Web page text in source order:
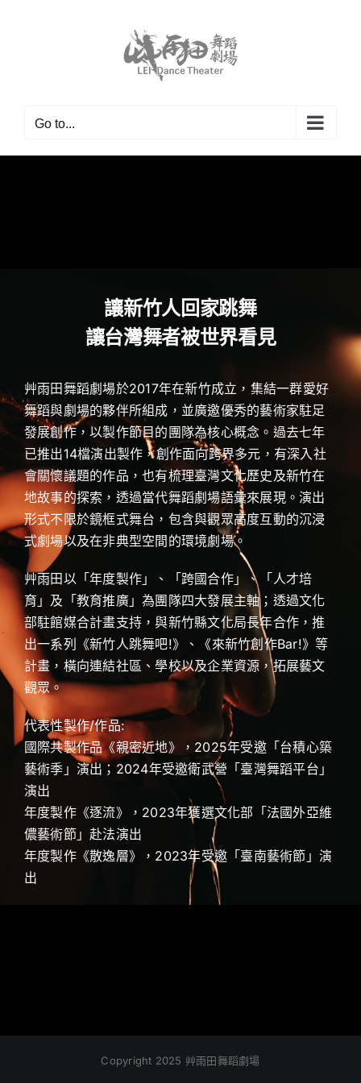
Go to...
讓新竹人回家跳舞
讓台灣舞者被世界看見
艸雨田舞蹈劇場於2017年在新竹成立，集結一群愛好
舞蹈與劇場的夥伴所組成，並廣邀優秀的藝術家駐足
發展創作，以製作節目的團隊為核心概念。過去七年
已推出14檔演出製作，創作面向跨界多元，有深入社
會關懷議題的作品，也有梳理臺灣文化歷史及新竹在
地故事的探索，透過當代舞蹈劇場語彙來展現。演出
形式不限於鏡框式舞台，包含與觀眾高度互動的沉浸
式劇場以及在非典型空間的環境劇場。
艸雨田以「年度製作」、「跨國合作」、「人才培
育」及「教育推廣」為團隊四大發展主軸；透過文化
部駐館媒合計畫支持，與新竹縣文化局長年合作，推
出一系列《新竹人跳舞吧!》、《來新竹創作Bar!》等
計畫，橫向連結社區、學校以及企業資源，拓展藝文
觀眾。
代表性製作/作品:
國際共製作品《親密近地》，2025年受邀「台積心築
藝術季」演出；2024年受邀衛武營「臺灣舞蹈平台」
演出
年度製作《逐流》，2023年獲選文化部「法國外亞維
儂藝術節」赴法演出
年度製作《散逸層》，2023年受邀「臺南藝術節」演
出
Copyright 2025 艸雨田舞蹈劇場